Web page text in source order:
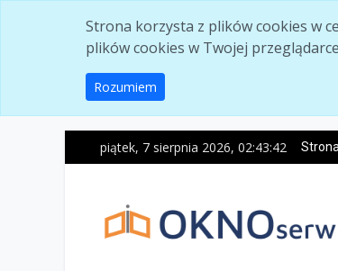
Strona korzysta z plików cookies w
plików cookies w Twojej
Rozumiem
piątek, 7 sierpnia 2026, 02:43:43